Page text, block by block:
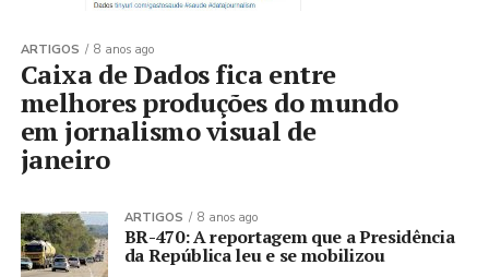
ARTIGOS 8 anos ago
Caixa de Dados fica entre
melhores produções do mundo
em jornalismo visual de
janeiro
ARTIGOS 8 anos ago
BR-470: A reportagem que a Presidência
da República leu e se mobilizou